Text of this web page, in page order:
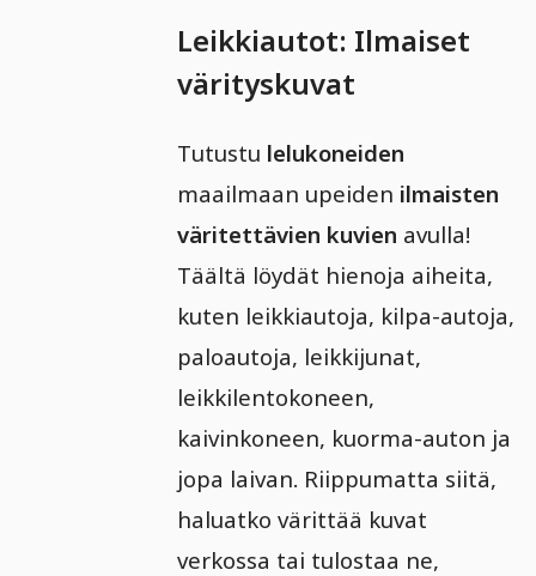
Leikkiautot: Ilmaiset
värityskuvat
Tutustu lelukoneiden
maailmaan upeiden ilmaisten
väritettävien kuvien avulla!
Täältä löydät hienoja aiheita,
kuten leikkiautoja, kilpa-autoja,
paloautoja, leikkijunat,
leikkilentokoneen,
kaivinkoneen, kuorma-auton ja
jopa laivan. Riippumatta siitä,
haluatko värittää kuvat
verkossa tai tulostaa ne,